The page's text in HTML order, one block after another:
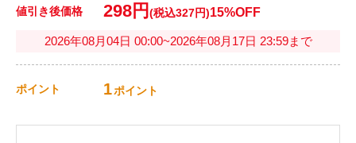
値引き後価格 298円 (税込327円)15%OFF
2026年08月04日 00:00~2026年08月17日 23:59まで
ポイント 1ポイント